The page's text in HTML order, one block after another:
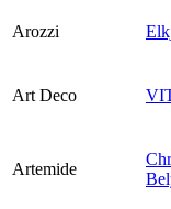
Arozzi
Art Deco
Artemide